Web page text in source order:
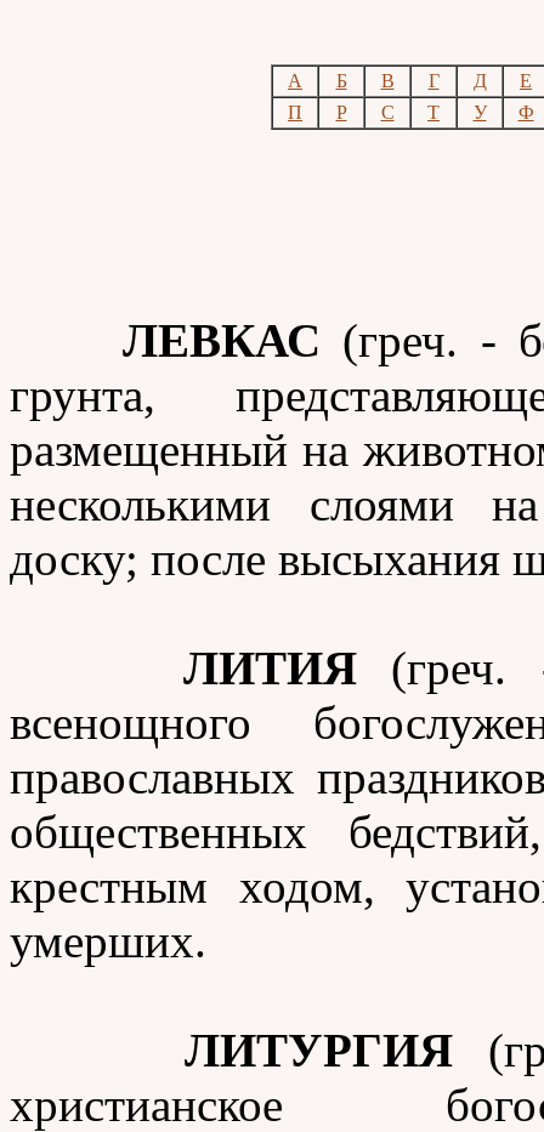
A Б В Г Д
Е
П
Р С Т У Ф
ЛЕВКАС (греч. -
грунта,
размещенный на
несколькими слоями
доску; после высыхания
ЛИТИЯ(греч. -
всенощного
православных
общественных
крестным ходом,
умерших.
ЛИТУРГИЯ
христианское